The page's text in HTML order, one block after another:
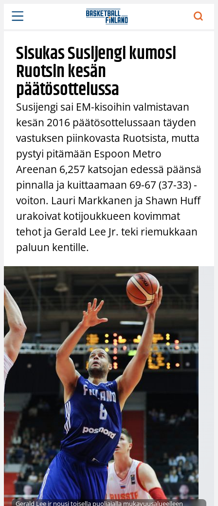
Siirry
sisältöön
Sisukas Susijengi kumosi
Ruotsin kesän
päätösottelussa
Susijengi sai EM-kisoihin valmistavan
kesän 2016 päätösottelussaan täyden
vastuksen piinkovasta Ruotsista, mutta
pystyi pitämään Espoon Metro
Areenan 6,257 katsojan edessä päänsä
pinnalla ja kuittaamaan 69-67 (37-33) -
voiton. Lauri Markkanen ja Shawn Huff
urakoivat kotijoukkueen kovimmat
tehot ja Gerald Lee Jr. teki riemukkaan
paluun kentille.
Gerald Lee jr nousi toisella puoliajalla mukavuusalueelleen